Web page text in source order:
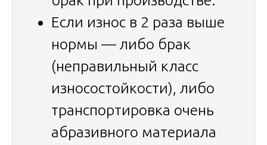
Если износ в 2 раза выше
нормы — либо брак
(неправильный класс
износостойкости), либо
транспортировка очень
абразивного материала